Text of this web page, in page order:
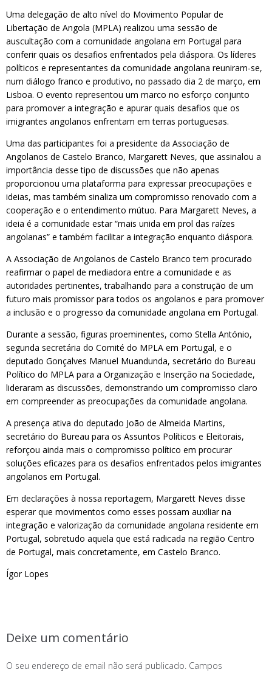
Uma delegação de alto nível do Movimento Popular de
Libertação de Angola (MPLA) realizou uma sessão de
auscultação com a comunidade angolana em Portugal para
conferir quais os desafios enfrentados pela diáspora. Os líderes
políticos e representantes da comunidade angolana reuniram-se,
num diálogo franco e produtivo, no passado dia 2 de março, em
Lisboa. O evento representou um marco no esforço conjunto
para promover a integração e apurar quais desafios que os
imigrantes angolanos enfrentam em terras portuguesas.
Uma das participantes foi a presidente da Associação de
Angolanos de Castelo Branco, Margarett Neves, que assinalou a
importância desse tipo de discussões que não apenas
proporcionou uma plataforma para expressar preocupações e
ideias, mas também sinaliza um compromisso renovado com a
cooperação e o entendimento mútuo. Para Margarett Neves, a
ideia é a comunidade estar “mais unida em prol das raízes
angolanas” e também facilitar a integração enquanto diáspora.
A Associação de Angolanos de Castelo Branco tem procurado
reafirmar o papel de mediadora entre a comunidade e as
autoridades pertinentes, trabalhando para a construção de um
futuro mais promissor para todos os angolanos e para promover
a inclusão e o progresso da comunidade angolana em Portugal.
Durante a sessão, figuras proeminentes, como Stella António,
segunda secretária do Comité do MPLA em Portugal, e o
deputado Gonçalves Manuel Muandunda, secretário do Bureau
Político do MPLA para a Organização e Inserção na Sociedade,
lideraram as discussões, demonstrando um compromisso claro
em compreender as preocupações da comunidade angolana.
A presença ativa do deputado João de Almeida Martins,
secretário do Bureau para os Assuntos Políticos e Eleitorais,
reforçou ainda mais o compromisso político em procurar
soluções eficazes para os desafios enfrentados pelos imigrantes
angolanos em Portugal.
Em declarações à nossa reportagem, Margarett Neves disse
esperar que movimentos como esses possam auxiliar na
integração e valorização da comunidade angolana residente em
Portugal, sobretudo aquela que está radicada na região Centro
de Portugal, mais concretamente, em Castelo Branco.
Ígor Lopes
Deixe um comentário
O seu endereço de email não será publicado. Campos